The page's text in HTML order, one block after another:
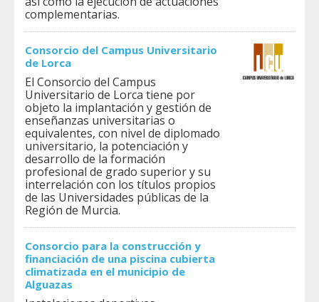
complementarias.
Consorcio del Campus Universitario
de Lorca
El Consorcio del Campus
Universitario de Lorca tiene por
objeto la implantación y gestión de
enseñanzas universitarias o
equivalentes, con nivel de diplomado
universitario, la potenciación y
desarrollo de la formación
profesional de grado superior y su
interrelación con los títulos propios
de las Universidades públicas de la
Región de Murcia.
Consorcio para la construcción y
financiación de una piscina cubierta
climatizada en el municipio de
Alguazas